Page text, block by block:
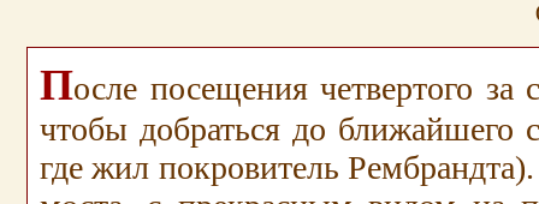
После посещения четвертого за
чтобы добраться до ближайшего
где жил покровитель